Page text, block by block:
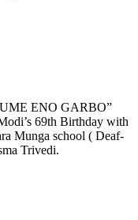
ENO GARBO”
69th Birthday with
Munga school ( Deaf-
Trivedi.